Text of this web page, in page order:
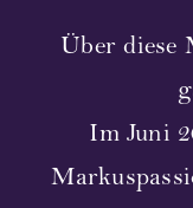
Über diese
Im Juni